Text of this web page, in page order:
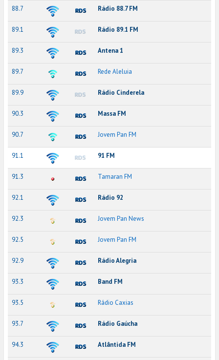
88.7 Rádio 88.7 FM
89.1 Rádio 89.1 FM
89.3 Antena 1
89.7 Rede Aleluia
89.9 Rádio Cinderela
90.3 Massa FM
90.7 Jovem Pan FM
91.1 91 FM
91.3 Tamaran FM
92.1 Rádio 92
92.3 Jovem Pan News
92.5 Jovem Pan FM
92.9 Rádio Alegria
93.3 Band FM
93.5 Rádio Caxias
93.7 Rádio Gaúcha
94.3 Atlântida FM